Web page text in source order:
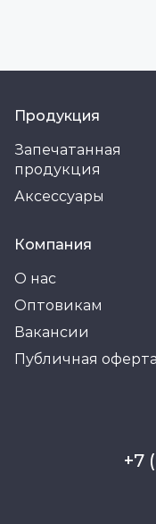
Продукция
Запечатанная
продукция
Аксессуары
Компания
О нас
Оптовикам
Вакансии
Публичная оферта
+7